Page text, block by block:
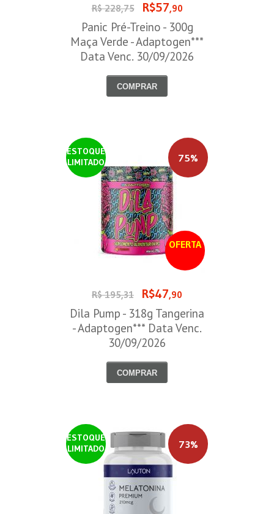
R$ 228,75 R$57,90
Panic Pré-Treino - 300g
Maça Verde - Adaptogen***
Data Venc. 30/09/2026
COMPRAR
ESTOQUE
LIMITADO
OFERTA
75%
R$ 195,31 R$47,90
Dila Pump - 318g Tangerina
- Adaptogen*** Data Venc.
30/09/2026
COMPRAR
ESTOQUE
LIMITADO
73%